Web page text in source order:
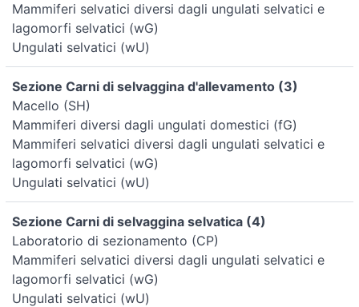
Mammiferi selvatici diversi dagli ungulati selvatici e
lagomorfi selvatici (wG)
Ungulati selvatici (wU)
Sezione Carni di selvaggina d'allevamento (3)
Macello (SH)
Mammiferi diversi dagli ungulati domestici (fG)
Mammiferi selvatici diversi dagli ungulati selvatici e
lagomorfi selvatici (wG)
Ungulati selvatici (wU)
Sezione Carni di selvaggina selvatica (4)
Laboratorio di sezionamento (CP)
Mammiferi selvatici diversi dagli ungulati selvatici e
lagomorfi selvatici (wG)
Ungulati selvatici (wU)